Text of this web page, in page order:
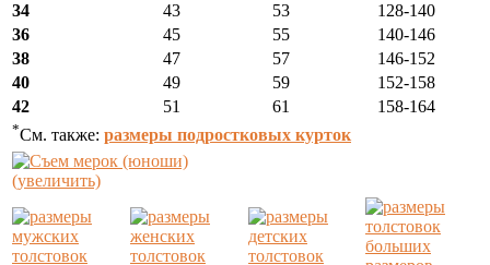
34
43 53
128-140
36
45 55
140-146
38
47 57
146-152
40
49 59
152-158
42
51 61 158-164
*См. также: размеры подростковых курток
(увеличить)